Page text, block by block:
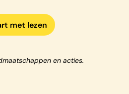
met lezen
en acties.